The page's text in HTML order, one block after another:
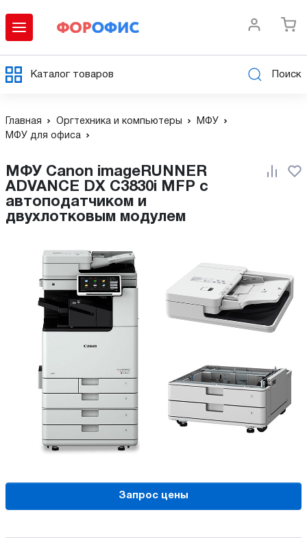
Каталог товаров Поиск
Главная Оргтехника и компьютеры
МФУ
МФУ для офиса
МФУ Canon imageRUNNER
ADVANCE DX C3830i MFP с
автоподатчиком и
двухлотковым модулем
Запрос цены